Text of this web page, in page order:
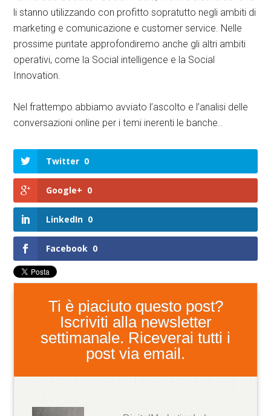
li stanno utilizzando con profitto sopratutto negli ambiti di
marketing e comunicazione e customer service. Nelle
prossime puntate approfondiremo anche gli altri ambiti
operativi, come la Social intelligence e la Social
Innovation.
Nel frattempo abbiamo avviato l’ascolto e l’analisi delle
conversazioni online per i temi inerenti le banche..
Twitter 0
Google+ 0
LinkedIn 0
Facebook 0
Ti è piaciuto questo post?
Iscriviti alla newsletter
settimanale. Riceverai tutti i
post via email.